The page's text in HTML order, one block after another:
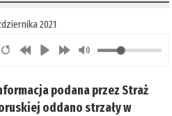
2021
podana przez Straż
oddano strzały w